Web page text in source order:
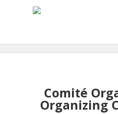
Comité
Organizing